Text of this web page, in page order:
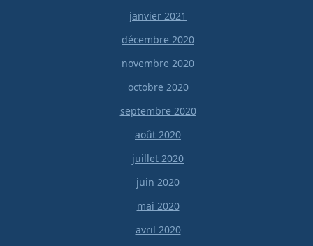
janvier 2021
décembre 2020
novembre 2020
octobre 2020
septembre 2020
août 2020
juillet 2020
juin 2020
mai 2020
avril 2020